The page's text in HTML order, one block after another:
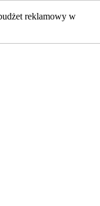
reklamowy w